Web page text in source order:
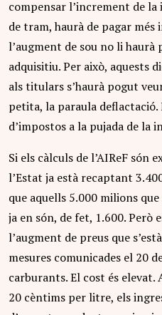
compensar l’increment de
de tram, haurà de pagar
l’augment de sou no li
adquisitiu. Per això, aquests
als titulars s’haurà pogut
petita, la paraula deflactació.
d’impostos a la pujada de la
Si els càlculs de l’AIReF són
l’Estat ja està recaptant
que aquells 5.000 milions
ja en són, de fet, 1.600. Però
l’augment de preus que
mesures comunicades el 20
carburants. El cost és
20 cèntims per litre, els